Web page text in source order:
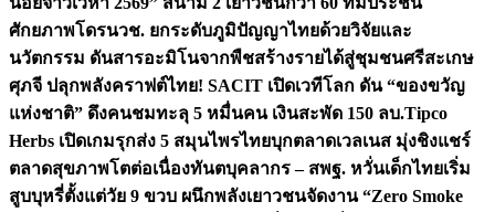
ศักยภาพโดรนวช. ยกระดับภูมิปัญญาไทยด้วยวิจัยและ
นวัตกรรม ดันสารอะมิโนจากพืชสร้างรายได้สู่ชุมชนศรีสะเกษ
ศุภจี ปลุกพลังคราฟต์ไทย! SACIT เปิดเวทีโลก ดัน “ของขวัญ
แห่งชาติ” ดึงคนชมทะลุ 5 หมื่นคน เงินสะพัด 150 ลบ.Tipco
Herbs เปิดเกมรุกส่ง 5 สมุนไพรไทยบุกตลาดเวลเนส มุ่งชิงแชร์
ตลาดสุขภาพโตต่อเนื่องทันตบุคลากร – สพฐ. หวั่นเด็กไทยเริ่ม
สูบบุหรี่ตั้งแต่วัย 9 ขวบ ผนึกพลังเยาวชนจัดงาน “Zero Smoke